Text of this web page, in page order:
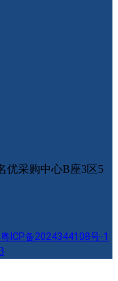
优采购中心B座3区5
粤ICP备2024344108号-1